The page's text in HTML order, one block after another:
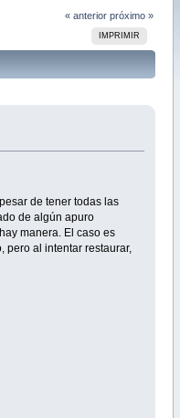
« anterior próximo »
IMPRIMIR
de tener todas las
de algún apuro
manera. El caso es
pero al intentar restaurar,